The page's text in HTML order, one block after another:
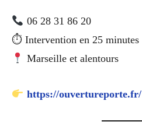
06 28 31 86 20
⏱ Intervention en 25 minutes
Marseille et alentours
https://ouvertureporte.fr/